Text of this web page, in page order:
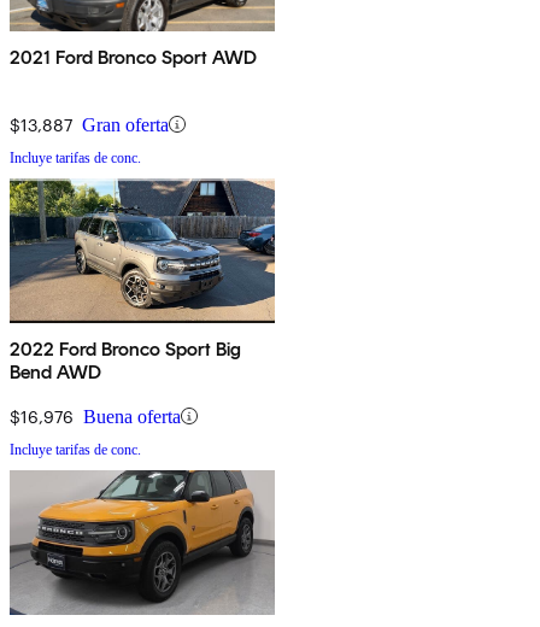
2021 Ford Bronco Sport AWD
$13,887 Gran oferta
Incluye tarifas de conc.
2022 Ford Bronco Sport Big
Bend AWD
$16,976 Buena oferta
Incluye tarifas de conc.